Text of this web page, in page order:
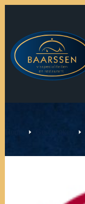
inhoud